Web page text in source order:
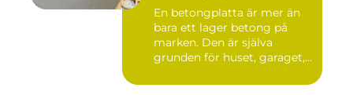
En betongplatta är mer än
bara ett lager betong på
marken. Den är själva
grunden för huset, garaget,...